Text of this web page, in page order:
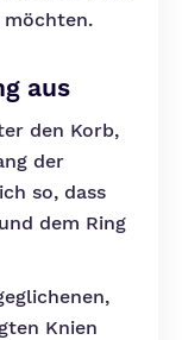
aus
den Korb,
der
so, dass
dem Ring
Knien